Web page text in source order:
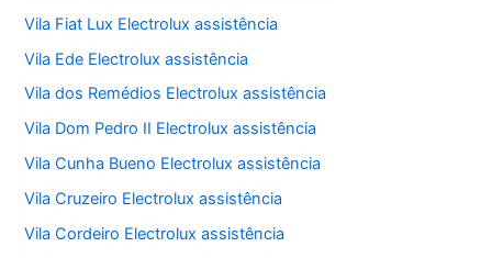
Vila Fiat Lux Electrolux assistência
Vila Ede Electrolux assistência
Vila dos Remédios Electrolux assistência
Vila Dom Pedro II Electrolux assistência
Vila Cunha Bueno Electrolux assistência
Vila Cruzeiro Electrolux assistência
Vila Cordeiro Electrolux assistência